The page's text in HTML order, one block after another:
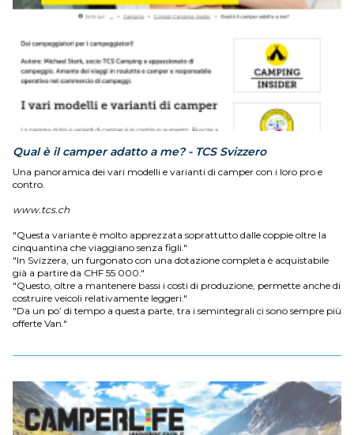
Qual è il camper adatto a me? - TCS Svizzero
Una panoramica dei vari modelli e varianti di camper con i loro pro e
contro.
www.tcs.ch
"Questa variante è molto apprezzata soprattutto dalle coppie oltre la
cinquantina che viaggiano senza figli."
"In Svizzera, un furgonato con una dotazione completa è acquistabile
già a partire da CHF 55 000."
"Questo, oltre a mantenere bassi i costi di produzione, permette anche di
costruire veicoli relativamente leggeri."
"Da un po’ di tempo a questa parte, tra i semintegrali ci sono sempre più
offerte Van."